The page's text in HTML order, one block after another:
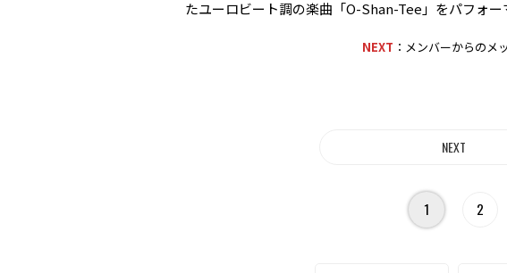
たユーロビート調の楽曲「O-Shan-Tee」をパフォー
NEXT ：メンバーからのメ
1 2